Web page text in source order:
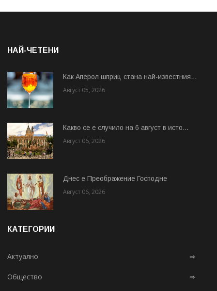
НАЙ-ЧЕТЕНИ
Как Аперол шприц стана най-известния...
Август 05, 2026
Какво се е случило на 6 август в исто...
Август 06, 2026
Днес е Преображение Господне
Август 06, 2026
КАТЕГОРИИ
Актуално ⇒
Общество ⇒